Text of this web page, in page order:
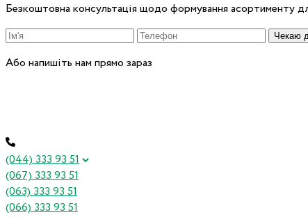
Безкоштовна консультація щодо формування асортименту
Чекаю
Або напишіть нам прямо зараз
(044) 333 93 51
(067) 333 93 51
(063) 333 93 51
(066) 333 93 51